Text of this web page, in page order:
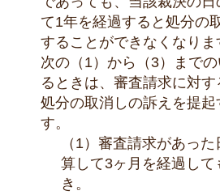
て1年を経過すると処分の
することができなくなりま
次の（1）から（3）まで
るときは、審査請求に対
処分の取消しの訴えを提起
す。
（1）審査請求があっ
算して3ヶ月を経過して
き。